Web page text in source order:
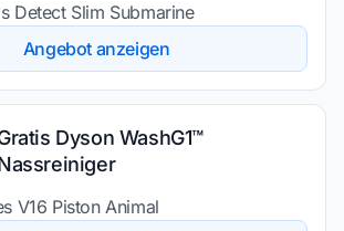
Detect Slim Submarine
Angebot anzeigen
Dyson WashG1™
V16 Piston Animal